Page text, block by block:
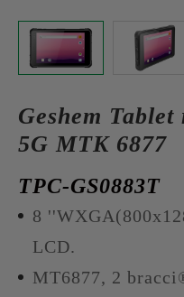
Geshem
5G MTK 6877
TPC-GS0883T
8
LCD.
MT6877, 2